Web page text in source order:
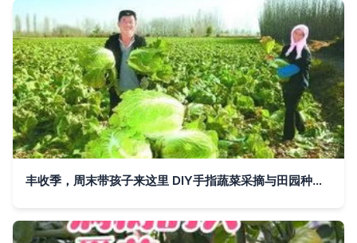
丰收季，周末带孩子来这里 DIY手指蔬菜采摘与田园种植体验